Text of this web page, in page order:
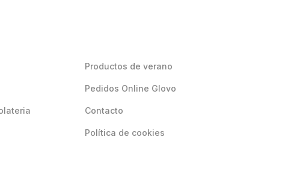
Productos de verano
Pedidos Online Glovo
Contacto
Política de cookies